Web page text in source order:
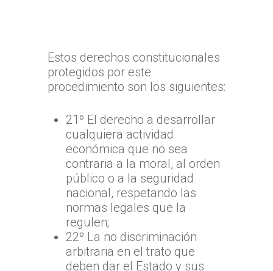
Estos derechos constitucionales
protegidos por este
procedimiento son los siguientes:
21º El derecho a desarrollar
cualquiera actividad
económica que no sea
contraria a la moral, al orden
público o a la seguridad
nacional, respetando las
normas legales que la
regulen;
22º La no discriminación
arbitraria en el trato que
deben dar el Estado y sus